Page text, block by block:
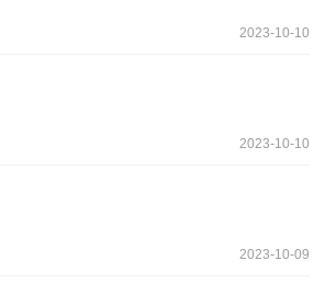
2023-10-10
2023-10-10
2023-10-09